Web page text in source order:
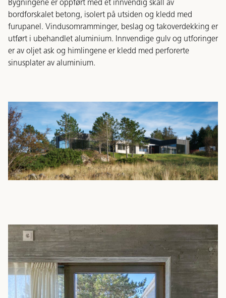
Bygningene er oppført med et innvendig skall av
bordforskalet betong, isolert på utsiden og kledd med
furupanel. Vindusomramminger, beslag og takoverdekking er
utført i ubehandlet aluminium. Innvendige gulv og utforinger
er av oljet ask og himlingene er kledd med perforerte
sinusplater av aluminium.